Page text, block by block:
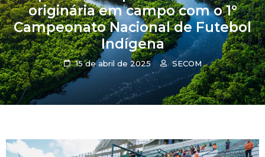
originária em campo com o 1°
Campeonato Nacional de Futebol
Indígena
15 de abril de 2025 SECOM